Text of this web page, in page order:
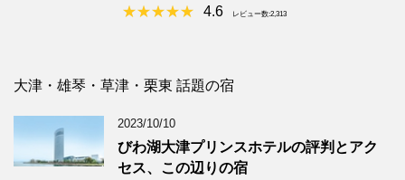
4.6
レビュー数:2,313
大津・雄琴・草津・栗東 話題の宿
2023/10/10
びわ湖大津プリンスホテルの評判とアク
セス、この辺りの宿